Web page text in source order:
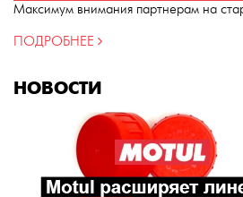
Максимум внимания партнерам на
ПОДРОБНЕЕ
НОВОСТИ